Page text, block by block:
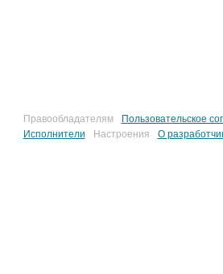
Правообладателям
Пользовательское
Исполнители
Настроения О